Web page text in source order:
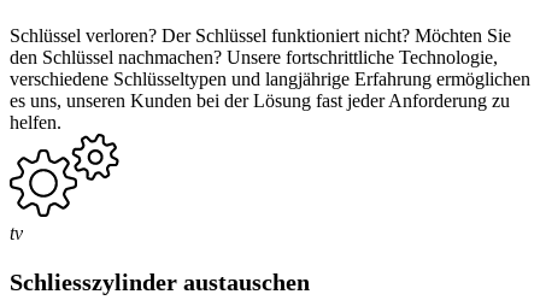
Schlüssel verloren? Der Schlüssel funktioniert nicht? Möchten Sie
den Schlüssel nachmachen? Unsere fortschrittliche Technologie,
verschiedene Schlüsseltypen und langjährige Erfahrung ermöglichen
es uns, unseren Kunden bei der Lösung fast jeder Anforderung zu
helfen.
tv
Schliesszylinder austauschen